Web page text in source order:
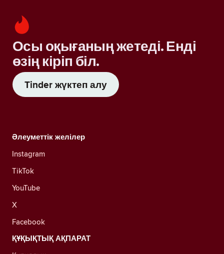
Осы оқығаның жетеді. Енді
өзің кіріп біл.
Tinder жүктеп алу
Әлеуметтік желілер
Instagram
TikTok
YouTube
X
Facebook
ҚҰҚЫҚТЫҚ АҚПАРАТ